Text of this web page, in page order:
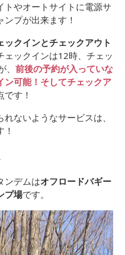
トやオートサイトに電源サ
プが出来ます！
ックインとチェックアウト
ェックインは12時、チェッ
前後の予約が入っていな
ン可能！そしてチェックア
です！
ないようなサービスは、
ンデムはオフロードバギー
プ場です。